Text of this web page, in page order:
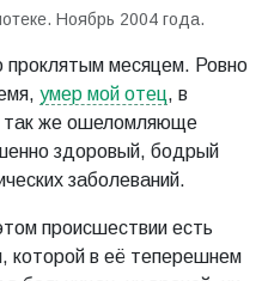
Ноябрь 2004 года.
проклятым месяцем. Ровно
умер мой отец, в
так же ошеломляюще
здоровый, бодрый
заболеваний.
происшествии есть
которой в её теперешнем